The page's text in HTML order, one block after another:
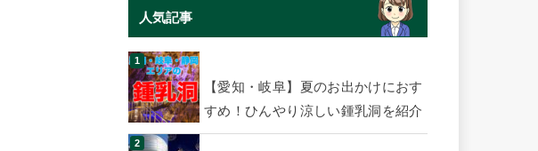
人気記事
【愛知・岐阜】夏のお出かけにおす
すめ！ひんやり涼しい鍾乳洞を紹介